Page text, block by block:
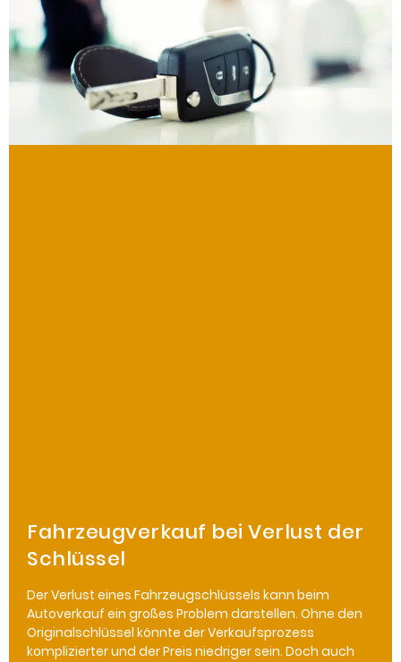
Fahrzeugverkauf bei Verlust der
Schlüssel
Der Verlust eines Fahrzeugschlüssels kann beim
Autoverkauf ein großes Problem darstellen. Ohne den
Originalschlüssel könnte der Verkaufsprozess
komplizierter und der Preis niedriger sein. Doch auch